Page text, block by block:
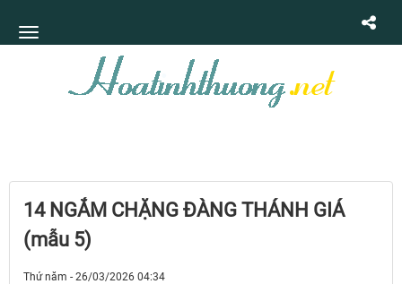
14 NGẮM CHẶNG ĐÀNG THÁNH GIÁ
(mẫu 5)
Thứ năm - 26/03/2026 04:34